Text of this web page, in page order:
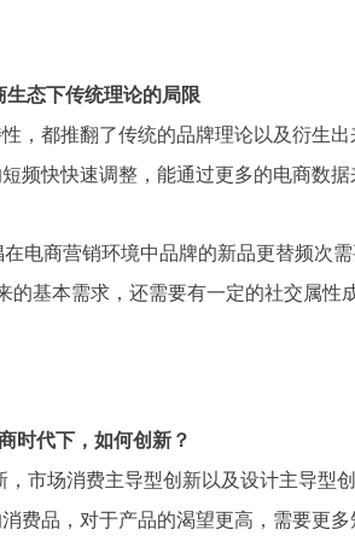
生态下传统理论的局限
，都推翻了传统的品牌理论以及衍生
短频快快速调整，能通过更多的电商数
电商营销环境中品牌的新品更替频次
的基本需求，还需要有一定的社交属
时代下，如何创新？
市场消费主导型创新以及设计主导型
消费品，对于产品的渴望更高， 需要更多